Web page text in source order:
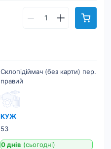
Склопідіймач (без карти) пер.
правий
КУЖ
53
0 днів (сьогодні)